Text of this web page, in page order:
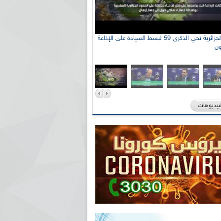
الإذاعة الجزائرية تحي الذكرى 59 لبسط السيادة على الإذاعة